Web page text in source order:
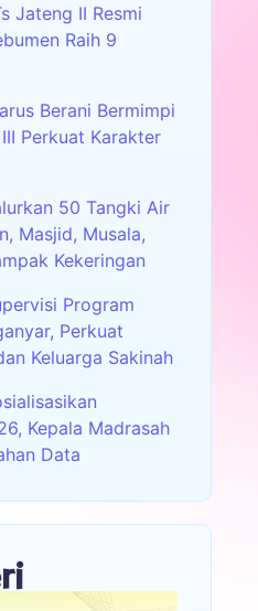
Jateng II Resmi
Raih 9
Berani Bermimpi
Perkuat Karakter
50 Tangki Air
Masjid, Musala,
Kekeringan
Program
Perkuat
Keluarga Sakinah
Kepala Madrasah
Data